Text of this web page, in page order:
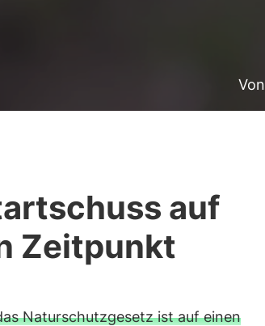
Von
auf
Zeitpunkt
Naturschutzgesetz ist auf einen